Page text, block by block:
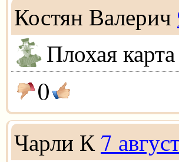
Костян Валерич
Плохая карта
0
Чарли К 7